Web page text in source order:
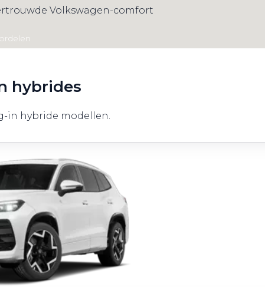
Volkswagen-comfort
hybrides
in hybride modellen.